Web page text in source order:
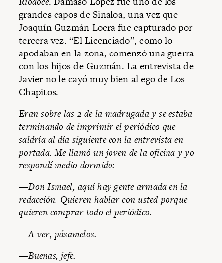
grandes capos de Sinaloa, una vez que
Joaquín Guzmán Loera fue capturado por
tercera vez. “El Licenciado”, como lo
apodaban en la zona, comenzó una guerra
con los hijos de Guzmán. La entrevista de
Javier no le cayó muy bien al ego de Los
Chapitos.
Eran sobre las 2 de la madrugada y se estaba
terminando de imprimir el periódico que
saldría al día siguiente con la entrevista en
portada. Me llamó un joven de la oficina y yo
respondí medio dormido:
—Don Ismael, aquí hay gente armada en la
redacción. Quieren hablar con usted porque
quieren comprar todo el periódico.
—A ver, pásamelos.
—Buenas, jefe.